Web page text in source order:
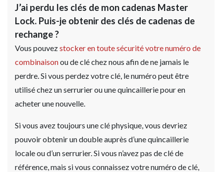
J’ai perdu les clés de mon cadenas Master
Lock. Puis-je obtenir des clés de cadenas de
rechange ?
Vous pouvezstocker en toute sécurité votre numéro de
combinaisonou de clé chez nous afin de ne jamais le
perdre. Si vous perdez votre clé, le numéro peut être
utilisé chez un serrurier ou une quincaillerie pour en
acheter une nouvelle.
Si vous avez toujours une clé physique, vous devriez
pouvoir obtenir un double auprès d’une quincaillerie
locale ou d’un serrurier. Si vous n’avez pas de clé de
référence, mais si vous connaissez votre numéro de clé,